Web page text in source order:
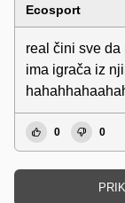
Ecosport
real čini sve
ima igrača iz
0 0